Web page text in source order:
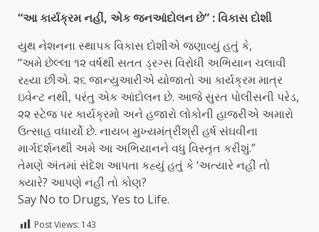
“આ કાર્યક્રમ નહીં, એક જનઆંદોલન છે” : વિકાસ દોશી
યુથ નેશનના સ્થાપક વિકાસ દોશીએ જણાવ્યું હતું કે,
“અમે છેલ્લા ૧૨ વર્ષથી સતત ડ્રગ્સ વિરોધી અભિયાન ચલાવી
રહ્યા છીએ. ૨૬ જાન્યુઆરીએ યોજાતો આ કાર્યક્રમ માત્ર
ઇવેન્ટ નથી, પરંતુ એક આંદોલન છે. આજે સુરત પોલીસની પરેડ,
૨૨ સ્ટેજ પર કાર્યક્રમો અને હજારો લોકોની હાજરીએ અમારો
ઉત્સાહ વધાર્યો છે. નાયબ મુખ્યમંત્રીશ્રી હર્ષ સંઘવીના
માર્ગદર્શનથી અમે આ અભિયાનને વધુ વિસ્તૃત કરીશું.”
તેમણે અંતમાં સંદેશ આપતા કહ્યું હતું કે ‘અત્યારે નહીં તો
ક્યારે? આપણે નહીં તો કોણ?
Say No to Drugs, Yes to Life.
Post Views: 143